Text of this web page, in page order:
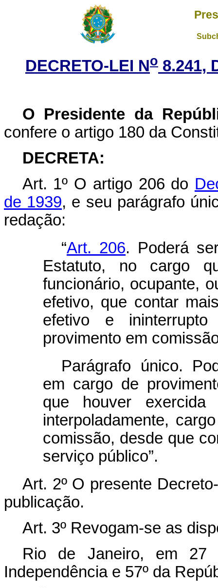
DECRETO-LEI No 8.241,
O Presidente da
confere o artigo 180 da
DECRETA:
Art. 1º O artigo 206 do
de 1939, e seu parágrafo
redação:
“Art. 206. Poderá
Estatuto, no cargo
funcionário, ocupante,
efetivo, que contar
efetivo e
provimento em
Parágrafo único.
em cargo de
que houver
interpoladamente,
comissão, desde que
serviço público”.
Art. 2º O presente
publicação.
Art. 3º Revogam-se as
Rio de Janeiro, em 27
Independência e 57º da